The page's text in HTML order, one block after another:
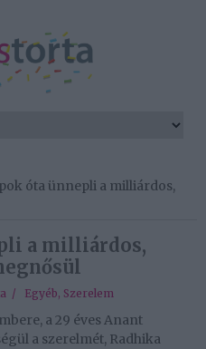
óta ünnepli a milliárdos,
a milliárdos,
/ Egyéb, Szerelem
a 29 éves Anant
a szerelmét, Radhika